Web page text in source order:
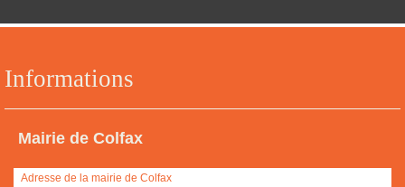
Informations
Mairie de Colfax
Adresse de la mairie de Colfax